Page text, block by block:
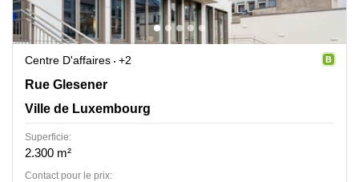
Centre D'affaires
+2
Rue Glesener 21, Ville de Luxembourg
Rue Glesener
Ville de Luxembourg
Superficie:
2.300 m²
Contact pour le prix: